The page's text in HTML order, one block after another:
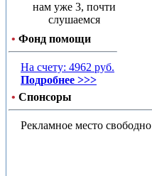
нам уже 3, почти
слушаемся
• Фонд помощи
На счету: 4962 руб.
Подробнее >>>
• Спонсоры
Рекламное место свободно